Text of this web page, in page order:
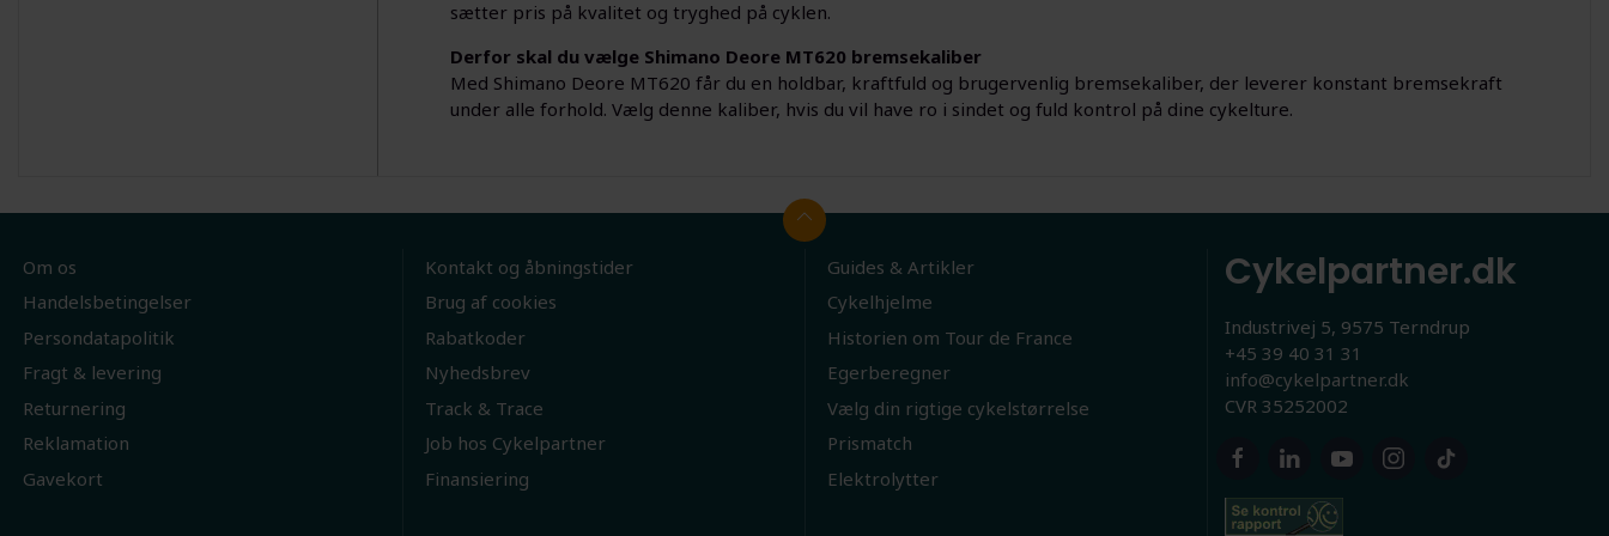
sætter pris på kvalitet og tryghed på cyklen.
Derfor skal du vælge Shimano Deore MT620 bremsekaliber
Med Shimano Deore MT620 får du en holdbar, kraftfuld og brugervenlig bremsekaliber, der leverer konstant bremsekraft
under alle forhold. Vælg denne kaliber, hvis du vil have ro i sindet og fuld kontrol på dine cykelture.
Om os
Handelsbetingelser
Persondatapolitik
Fragt & levering
Returnering
Reklamation
Gavekort
Kontakt og åbningstider
Brug af cookies
Rabatkoder
Nyhedsbrev
Track & Trace
Job hos Cykelpartner
Finansiering
Guides & Artikler
Cykelhjelme
Historien om Tour de France
Egerberegner
Vælg din rigtige cykelstørrelse
Prismatch
Elektrolytter
Cykelpartner.dk
Industrivej 5, 9575 Terndrup
+45 39 40 31 31
info@cykelpartner.dk
CVR 35252002